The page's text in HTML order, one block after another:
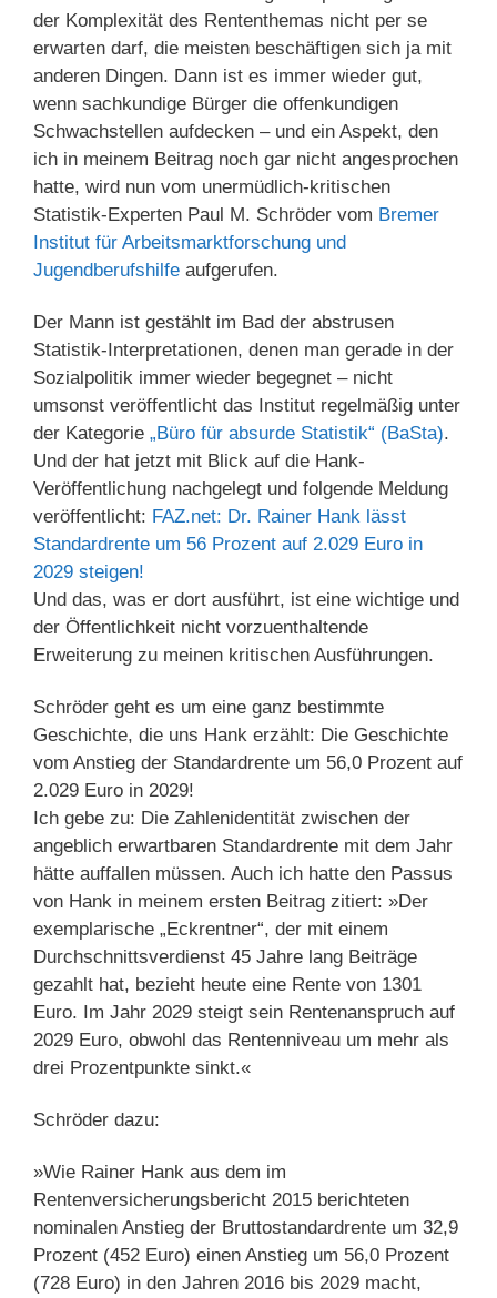
der Komplexität des Rententhemas nicht per se
erwarten darf, die meisten beschäftigen sich ja mit
anderen Dingen. Dann ist es immer wieder gut,
wenn sachkundige Bürger die offenkundigen
Schwachstellen aufdecken – und ein Aspekt, den
ich in meinem Beitrag noch gar nicht angesprochen
hatte, wird nun vom unermüdlich-kritischen
Statistik-Experten Paul M. Schröder vom Bremer
Institut für Arbeitsmarktforschung und
Jugendberufshilfe aufgerufen.
Der Mann ist gestählt im Bad der abstrusen
Statistik-Interpretationen, denen man gerade in der
Sozialpolitik immer wieder begegnet – nicht
umsonst veröffentlicht das Institut regelmäßig unter
der Kategorie „Büro für absurde Statistik“ (BaSta).
Und der hat jetzt mit Blick auf die Hank-
Veröffentlichung nachgelegt und folgende Meldung
veröffentlicht: FAZ.net: Dr. Rainer Hank lässt
Standardrente um 56 Prozent auf 2.029 Euro in
2029 steigen!
Und das, was er dort ausführt, ist eine wichtige und
der Öffentlichkeit nicht vorzuenthaltende
Erweiterung zu meinen kritischen Ausführungen.
Schröder geht es um eine ganz bestimmte
Geschichte, die uns Hank erzählt: Die Geschichte
vom Anstieg der Standardrente um 56,0 Prozent auf
2.029 Euro in 2029!
Ich gebe zu: Die Zahlenidentität zwischen der
angeblich erwartbaren Standardrente mit dem Jahr
hätte auffallen müssen. Auch ich hatte den Passus
von Hank in meinem ersten Beitrag zitiert: »Der
exemplarische „Eckrentner“, der mit einem
Durchschnittsverdienst 45 Jahre lang Beiträge
gezahlt hat, bezieht heute eine Rente von 1301
Euro. Im Jahr 2029 steigt sein Rentenanspruch auf
2029 Euro, obwohl das Rentenniveau um mehr als
drei Prozentpunkte sinkt.«
Schröder dazu:
»Wie Rainer Hank aus dem im
Rentenversicherungsbericht 2015 berichteten
nominalen Anstieg der Bruttostandardrente um 32,9
Prozent (452 Euro) einen Anstieg um 56,0 Prozent
(728 Euro) in den Jahren 2016 bis 2029 macht,